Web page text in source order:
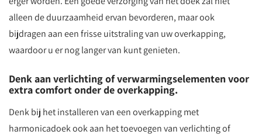
alleen de duurzaamheid ervan bevorderen, maar ook
bijdragen aan een frisse uitstraling van uw overkapping,
waardoor u er nog langer van kunt genieten.
Denk aan verlichting of verwarmingselementen voor
extra comfort onder de overkapping.
Denk bij het installeren van een overkapping met
harmonicadoek ook aan het toevoegen van verlichting of